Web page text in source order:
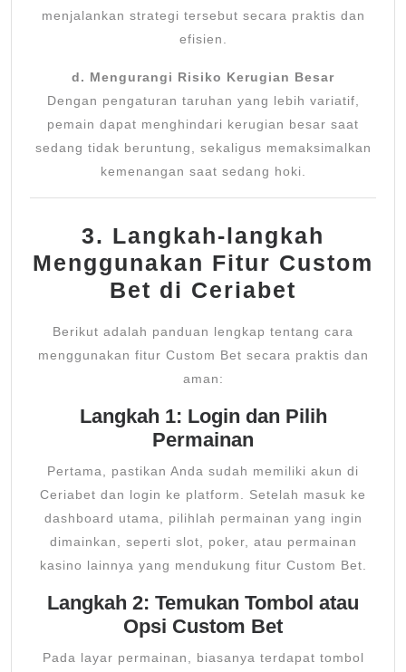
menjalankan strategi tersebut secara praktis dan
efisien.
d. Mengurangi Risiko Kerugian Besar
Dengan pengaturan taruhan yang lebih variatif,
pemain dapat menghindari kerugian besar saat
sedang tidak beruntung, sekaligus memaksimalkan
kemenangan saat sedang hoki.
3. Langkah-langkah
Menggunakan Fitur Custom
Bet di Ceriabet
Berikut adalah panduan lengkap tentang cara
menggunakan fitur Custom Bet secara praktis dan
aman:
Langkah 1: Login dan Pilih
Permainan
Pertama, pastikan Anda sudah memiliki akun di
Ceriabet dan login ke platform. Setelah masuk ke
dashboard utama, pilihlah permainan yang ingin
dimainkan, seperti slot, poker, atau permainan
kasino lainnya yang mendukung fitur Custom Bet.
Langkah 2: Temukan Tombol atau
Opsi Custom Bet
Pada layar permainan, biasanya terdapat tombol